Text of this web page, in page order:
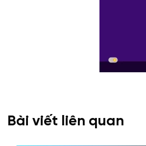
Bài viết liên quan